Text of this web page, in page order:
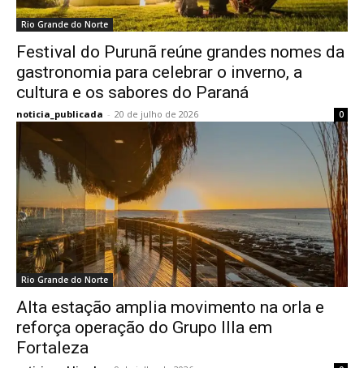
Rio Grande do Norte
Festival do Purunã reúne grandes nomes da
gastronomia para celebrar o inverno, a
cultura e os sabores do Paraná
noticia_publicada - 20 de julho de 2026 0
Rio Grande do Norte
Alta estação amplia movimento na orla e
reforça operação do Grupo Illa em
Fortaleza